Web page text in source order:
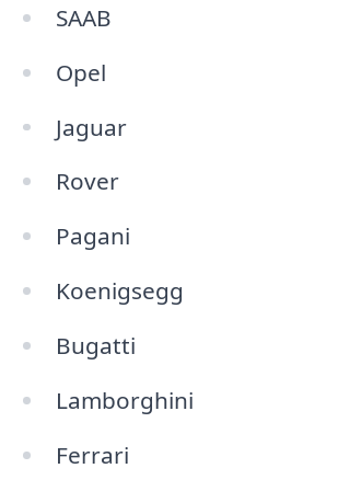
SAAB
Opel
Jaguar
Rover
Pagani
Koenigsegg
Bugatti
Lamborghini
Ferrari